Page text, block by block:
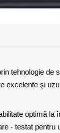
tehnologie
excelente şi
optimă la
- testat